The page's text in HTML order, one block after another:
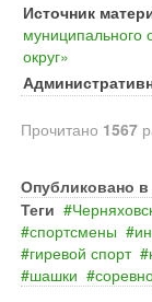
Источник
муниципального
округ»
Прочитано 1567
Опубликовано в
Теги
спортсмены
гиревой спорт
шашки